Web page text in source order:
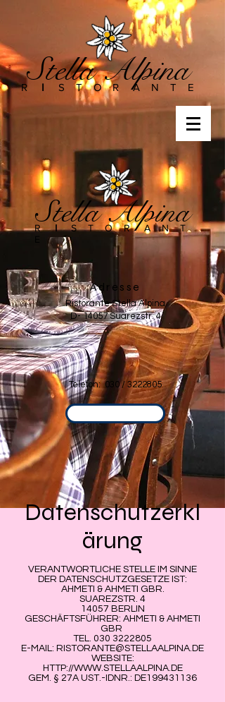
R I S T O R A N T E
Stella Alpina
RIS T O R A N T
Stella Alpina
Adresse
Ristorante Stella Alpina
D- 14057 Suarezstr. 4
Telefon: 030 / 3222805
Datenschutzerkl
ärung
VERANTWORTLICHE STELLE IM SINNE
DER DATENSCHUTZGESETZE IST:
AHMETI & AHMETI GBR.
SUAREZSTR. 4
14057 BERLIN
GESCHÄFTSFÜHRER: AHMETI & AHMETI
GBR
TEL. 030 3222805
E-MAIL: RISTORANTE@STELLAALPINA.DE
WEBSITE:
HTTP://WWW.STELLAALPINA.DE
GEM. § 27A UST.-IDNR.: DE199431136